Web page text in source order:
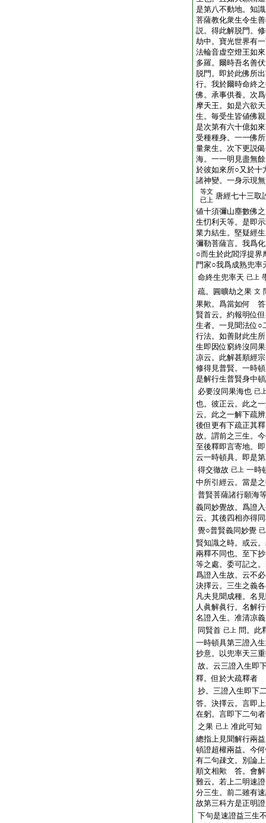
是第八不動地。知
菩薩教化衆生令生
説。得此解脱門。
劫中。寶光世界有
法輪音虚空燈王如
多羅。爾時吾名善
脱門。即於此佛所
行。我於爾時命終
佛。承事供養。次
摩天王。如是六欲
生。毎受生皆値佛
是次第有六十億如
受種種身。一一佛
量衆生。次下更説
海。一一明見盡無
於彼如來所○又於十
諸神變。一身示現
等文
已上 唐經七十三取
値十須彌山塵數佛
生忉利天等。是即
業力結生。堅疑經
彌勒菩薩言。我爲
○而生於此閻浮提界
門家○我爲成熟兜率
命終生兜率天 已上
疏。圓曠劫之果 文
果歟。爲當如何 答
賢首云。約報明位
生者。一見聞法位○
行法。如善財此生
生即因位窮終沒同
凉云。此解甚順經
修得見普賢。一時
是解行生普賢身中
必要沒同果海也 已
也。彼正云。此之
云。此之一解下疏
後但更有下疏正其
故。謂前之三生。
至後釋即言寄地。
云一時頓具。即是
得交徹故 已上 一時
中所引經云。當是
普賢菩薩諸行願海
義同妙覺故。爲證
云。其後四相亦得
覺○普賢義同妙覺
賢知識之時。或云
兩釋不同也。至下
等之處。委可記之
爲證入生故。云不
決擇云。三生之義
凡夫見聞成種。名
人眞解眞行。名解
名證入生。准清凉
同賢首 已上 問。此
一時頓具第三證入
抄意。以兜率天三
故。云三證入生即
釋。但於大疏釋者
抄。三證入生即下
答。決擇云。言即
在躬。言即下二句
之果 已上 准此可知
總指上見聞解行兩
頓證超權兩益。今
有二句疎文。別論
順文相歟 答。會解
難云。若上二明速
分三生。前二雖有
故第三科方是正明
下句是速證益三生